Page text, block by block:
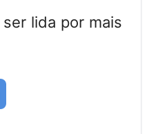
lida por mais